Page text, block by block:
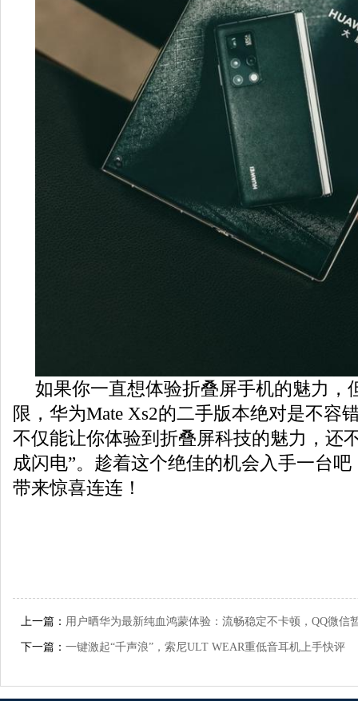
如果你一直想体验折叠屏手机的魅力，
限，华为Mate Xs2的二手版本绝对是不容
不仅能让你体验到折叠屏科技的魅力，还
成闪电”。趁着这个绝佳的机会入手一台
带来惊喜连连！
上一篇： 用户晒华为最新纯血鸿蒙体验：流畅稳定不卡顿，QQ微信
下一篇： 一键激起“千声浪”，索尼ULT WEAR重低音耳机上手快评